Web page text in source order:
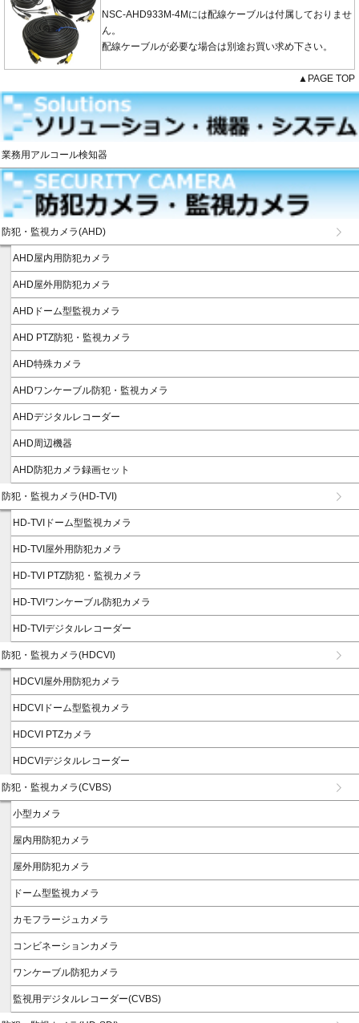
NSC-AHD933M-4Mには配線ケーブルは付属しておりませ
ん。
配線ケーブルが必要な場合は別途お買い求め下さい。
▲PAGE TOP
業務用アルコール検知器
防犯・監視カメラ(AHD)
AHD屋内用防犯カメラ
AHD屋外用防犯カメラ
AHDドーム型監視カメラ
AHD PTZ防犯・監視カメラ
AHD特殊カメラ
AHDワンケーブル防犯・監視カメラ
AHDデジタルレコーダー
AHD周辺機器
AHD防犯カメラ録画セット
防犯・監視カメラ(HD-TVI)
HD-TVIドーム型監視カメラ
HD-TVI屋外用防犯カメラ
HD-TVI PTZ防犯・監視カメラ
HD-TVIワンケーブル防犯カメラ
HD-TVIデジタルレコーダー
防犯・監視カメラ(HDCVI)
HDCVI屋外用防犯カメラ
HDCVIドーム型監視カメラ
HDCVI PTZカメラ
HDCVIデジタルレコーダー
防犯・監視カメラ(CVBS)
小型カメラ
屋内用防犯カメラ
屋外用防犯カメラ
ドーム型監視カメラ
カモフラージュカメラ
コンビネーションカメラ
ワンケーブル防犯カメラ
監視用デジタルレコーダー(CVBS)